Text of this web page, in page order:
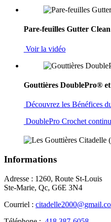
Pare-feuilles Gutter
Voir la vidéo
Gouttières DoublePro®
Découvrez les Bénéfices
DoublePro Crochet
Informations
Adresse : 1260, Route St-Louis
Ste-Marie, Qc, G6E 3N4
Courriel :